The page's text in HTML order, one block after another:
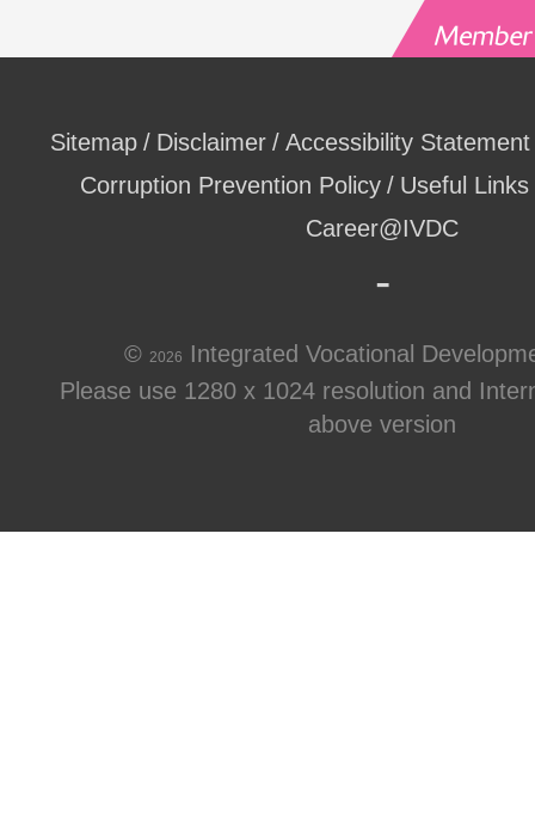
Sitemap Disclaimer
Accessibility Statement
Corruption Prevention Policy
Useful Links
Career@IVDC
© 2026
Integrated Vocational
Please use 1280 x 1024 resolution and
above version